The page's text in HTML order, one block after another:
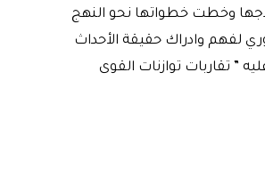
وخطت خطواتها نحو النهج
لفهم وادراك حقيقة الأحداث
” تقاربات توازنات القوى